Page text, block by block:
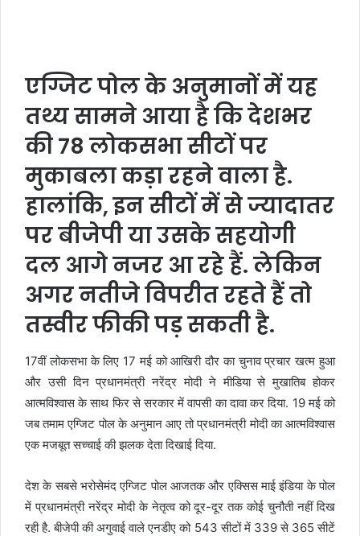
एग्जिट पोल के अनुमानों में यह
तथ्य सामने आया है कि देशभर
की 78 लोकसभा सीटों पर
मुकाबला कड़ा रहने वाला है.
हालांकि, इन सीटों में से ज्यादातर
पर बीजेपी या उसके सहयोगी
दल आगे नजर आ रहे हैं. लेकिन
अगर नतीजे विपरीत रहते हैं तो
तस्वीर फीकी पड़ सकती है.
17वीं लोकसभा के लिए 17 मई को आखिरी दौर का चुनाव प्रचार खत्म हुआ
और उसी दिन प्रधानमंत्री नरेंद्र मोदी ने मीडिया से मुखातिब होकर
आत्मविश्वास के साथ फिर से सरकार में वापसी का दावा कर दिया. 19 मई को
जब तमाम एग्जिट पोल के अनुमान आए तो प्रधानमंत्री मोदी का आत्मविश्वास
एक मजबूत सच्चाई की झलक देता दिखाई दिया.
देश के सबसे भरोसेमंद एग्जिट पोल आजतक और एक्सिस माई इंडिया के पोल
में प्रधानमंत्री नरेंद्र मोदी के नेतृत्व को दूर-दूर तक कोई चुनौती नहीं दिख
रही है. बीजेपी की अगुवाई वाले एनडीए को 543 सीटों में 339 से 365 सीटें